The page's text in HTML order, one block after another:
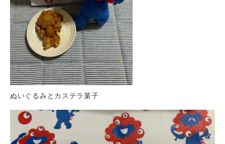
ぬいぐるみとカステラ菓子